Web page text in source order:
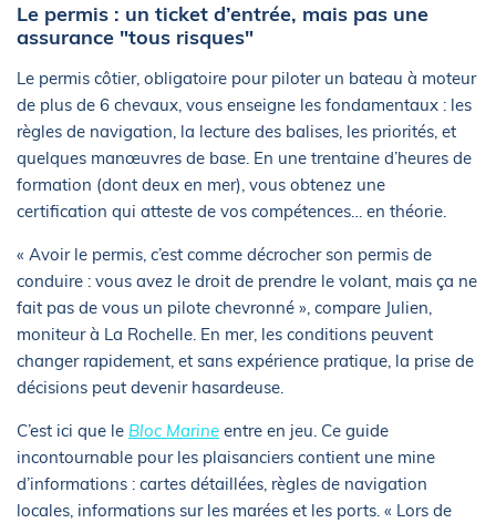
Le permis : un ticket d’entrée, mais pas une
assurance "tous risques"
Le permis côtier, obligatoire pour piloter un bateau à moteur
de plus de 6 chevaux, vous enseigne les fondamentaux : les
règles de navigation, la lecture des balises, les priorités, et
quelques manœuvres de base. En une trentaine d’heures de
formation (dont deux en mer), vous obtenez une
certification qui atteste de vos compétences… en théorie.
« Avoir le permis, c’est comme décrocher son permis de
conduire : vous avez le droit de prendre le volant, mais ça ne
fait pas de vous un pilote chevronné », compare Julien,
moniteur à La Rochelle. En mer, les conditions peuvent
changer rapidement, et sans expérience pratique, la prise de
décisions peut devenir hasardeuse.
C’est ici que le Bloc Marine entre en jeu. Ce guide
incontournable pour les plaisanciers contient une mine
d’informations : cartes détaillées, règles de navigation
locales, informations sur les marées et les ports. « Lors de